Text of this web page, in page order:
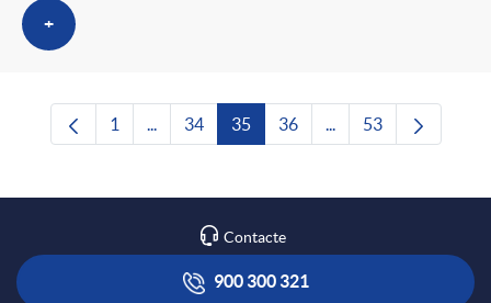
+
Pàgina
1 ...Pàgines intermèdies Utilitzeu TAB per
Pàgina
34 Pàgina
35 Pàgina
36 ...Pàgines intermèdies
Pàgina
53
Contacte
900 300 321